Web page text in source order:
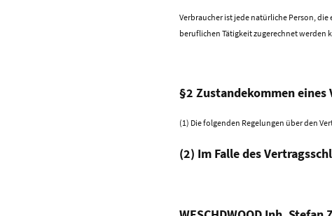
Verbraucher ist jede natürliche Person,
beruflichen Tätigkeit zugerechnet werden
§2 Zustandekommen eines
(1) Die folgenden Regelungen über den
(2) Im Falle des